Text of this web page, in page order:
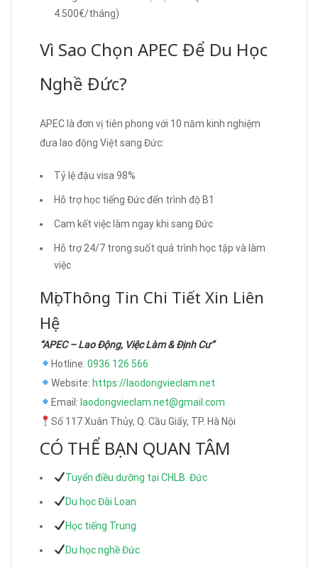
4.500€/tháng)
Vì Sao Chọn APEC Để Du Học
Nghề Đức?
APEC là đơn vị tiên phong với 10 năm kinh nghiệm
đưa lao động Việt sang Đức:
Tỷ lệ đậu visa 98%
Hỗ trợ học tiếng Đức đến trình độ B1
Cam kết việc làm ngay khi sang Đức
Hỗ trợ 24/7 trong suốt quá trình học tập và làm
việc
Mọi Thông Tin Chi Tiết Xin Liên
Hệ
“APEC – Lao Động, Việc Làm & Định Cư”
Hotline: 0936 126 566
Website: https://laodongvieclam.net
Email: laodongvieclam.net@gmail.com
Số 117 Xuân Thủy, Q. Cầu Giấy, TP. Hà Nội
CÓ THỂ BẠN QUAN TÂM
Tuyển điều dưỡng tại CHLB. Đức
Du học Đài Loan
Học tiếng Trung
Du học nghề Đức